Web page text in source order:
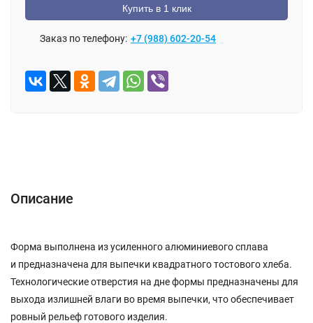
Купить в 1 клик
Заказ по телефону: +7 (988) 602-20-54
Описание
Форма выполнена из усиленного алюминиевого сплава
и предназначена для выпечки квадратного тостового хлеба.
Технологические отверстия на дне формы предназначены для
выхода излишней влаги во время выпечки, что обеспечивает
ровный рельеф готового изделия.